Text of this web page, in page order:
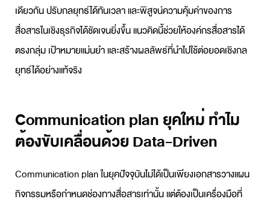
เดียวกัน ปรับกลยุทธ์ได้ทันเวลา และพิสูจน์ความคุ้มค่าของการ
สื่อสารในเชิงธุรกิจได้ชัดเจนยิ่งขึ้น แนวคิดนี้ช่วยให้องค์กรสื่อสารได้
ตรงกลุ่ม เป้าหมายแม่นยำ และสร้างผลลัพธ์ที่นำไปใช้ต่อยอดเชิงกล
ยุทธ์ได้อย่างแท้จริง
Communication plan ยุคใหม่ ทำไม
ต้องขับเคลื่อนด้วย Data-Driven
Communication planในยุคปัจจุบันไม่ได้เป็นเพียงเอกสารวางแผน
กิจกรรมหรือกำหนดช่องทางสื่อสารเท่านั้น แต่ต้องเป็นเครื่องมือที่